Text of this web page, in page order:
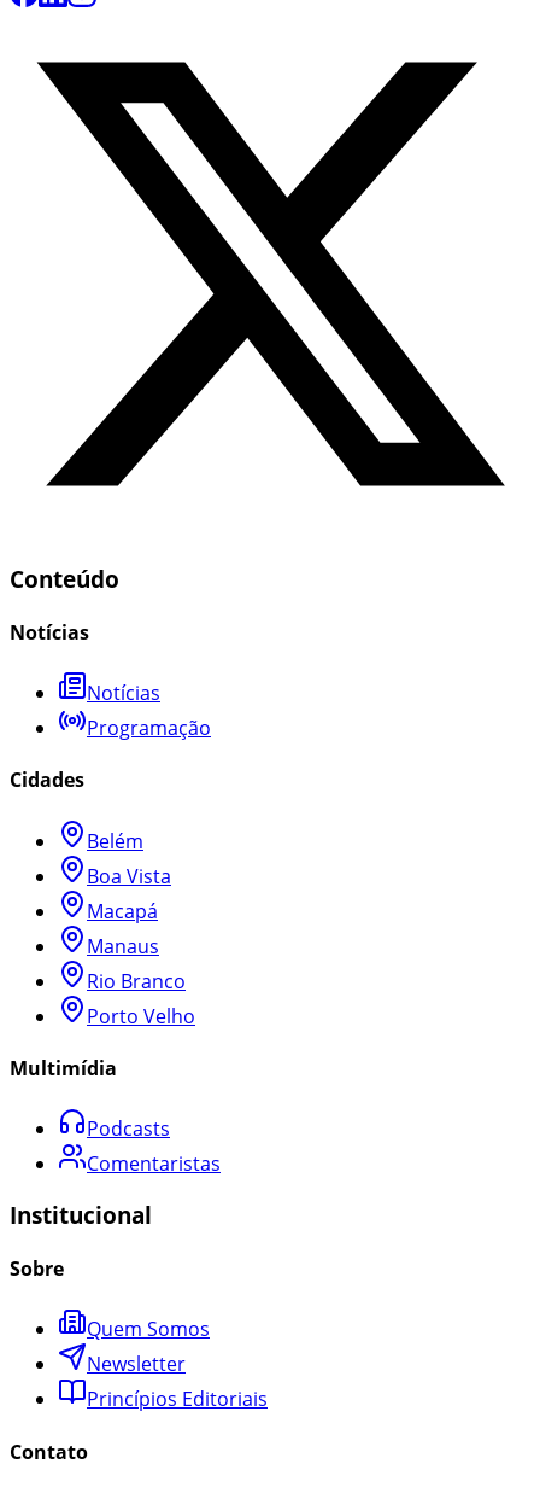
Conteúdo
Notícias
Notícias
Programação
Cidades
Belém
Boa Vista
Macapá
Manaus
Rio Branco
Porto Velho
Multimídia
Podcasts
Comentaristas
Institucional
Sobre
Quem Somos
Newsletter
Princípios Editoriais
Contato